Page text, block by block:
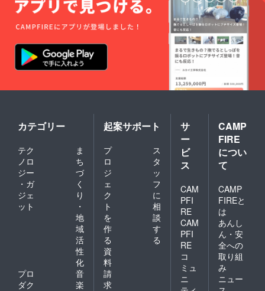
カテゴリー
テク
ノロ
ジー
・ガ
ジェ
ット
ま
ち
づ
く
り
・
地
域
活
性
化
プロ
ダク
音
楽
起案サポート
プ
ロ
ジ
ェ
ク
ト
を
作
る
ス
タ
ッ
フ
に
相
談
す
る
資
料
請
求
サ
ー
ビ
ス
CAM
PFI
RE
CAM
PFI
RE
コ
ミュ
ニ
CAMP
FIRE
につい
て
CAMP
FIREと
は
あんし
ん・安
全への
取り組
み
ニュー